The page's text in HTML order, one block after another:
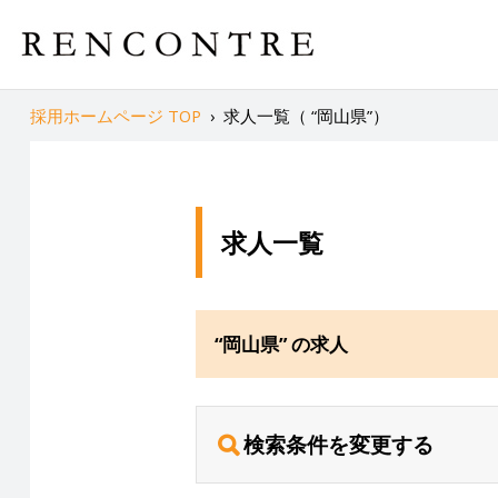
採用ホームページ TOP › 求人一覧（ “岡山県”）
求人一覧
“岡山県” の求人
検索条件を変更する